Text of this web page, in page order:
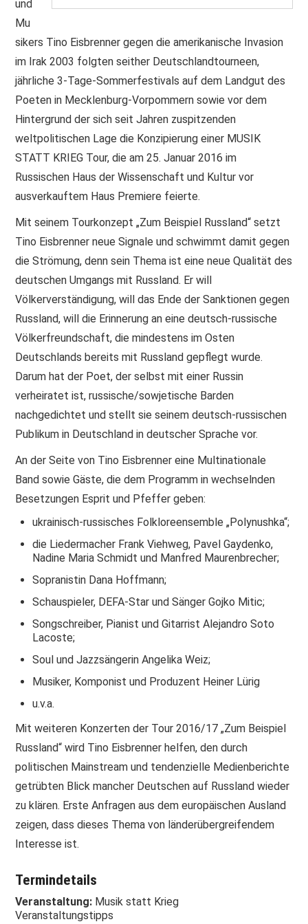
und
Mu
sikers Tino Eisbrenner gegen die amerikanische Invasion
im Irak 2003 folgten seither Deutschlandtourneen,
jährliche 3-Tage-Sommerfestivals auf dem Landgut des
Poeten in Mecklenburg-Vorpommern sowie vor dem
Hintergrund der sich seit Jahren zuspitzenden
weltpolitischen Lage die Konzipierung einer MUSIK
STATT KRIEG Tour, die am 25. Januar 2016 im
Russischen Haus der Wissenschaft und Kultur vor
ausverkauftem Haus Premiere feierte.
Mit seinem Tourkonzept „Zum Beispiel Russland“ setzt
Tino Eisbrenner neue Signale und schwimmt damit gegen
die Strömung, denn sein Thema ist eine neue Qualität des
deutschen Umgangs mit Russland. Er will
Völkerverständigung, will das Ende der Sanktionen gegen
Russland, will die Erinnerung an eine deutsch-russische
Völkerfreundschaft, die mindestens im Osten
Deutschlands bereits mit Russland gepflegt wurde.
Darum hat der Poet, der selbst mit einer Russin
verheiratet ist, russische/sowjetische Barden
nachgedichtet und stellt sie seinem deutsch-russischen
Publikum in Deutschland in deutscher Sprache vor.
An der Seite von Tino Eisbrenner eine Multinationale
Band sowie Gäste, die dem Programm in wechselnden
Besetzungen Esprit und Pfeffer geben:
ukrainisch-russisches Folkloreensemble „Polynushka“;
die Liedermacher Frank Viehweg, Pavel Gaydenko,
Nadine Maria Schmidt und Manfred Maurenbrecher;
Sopranistin Dana Hoffmann;
Schauspieler, DEFA-Star und Sänger Gojko Mitic;
Songschreiber, Pianist und Gitarrist Alejandro Soto
Lacoste;
Soul und Jazzsängerin Angelika Weiz;
Musiker, Komponist und Produzent Heiner Lürig
u.v.a.
Mit weiteren Konzerten der Tour 2016/17 „Zum Beispiel
Russland“ wird Tino Eisbrenner helfen, den durch
politischen Mainstream und tendenzielle Medienberichte
getrübten Blick mancher Deutschen auf Russland wieder
zu klären. Erste Anfragen aus dem europäischen Ausland
zeigen, dass dieses Thema von länderübergreifendem
Interesse ist.
Termindetails
Veranstaltung: Musik statt Krieg
Veranstaltungstipps